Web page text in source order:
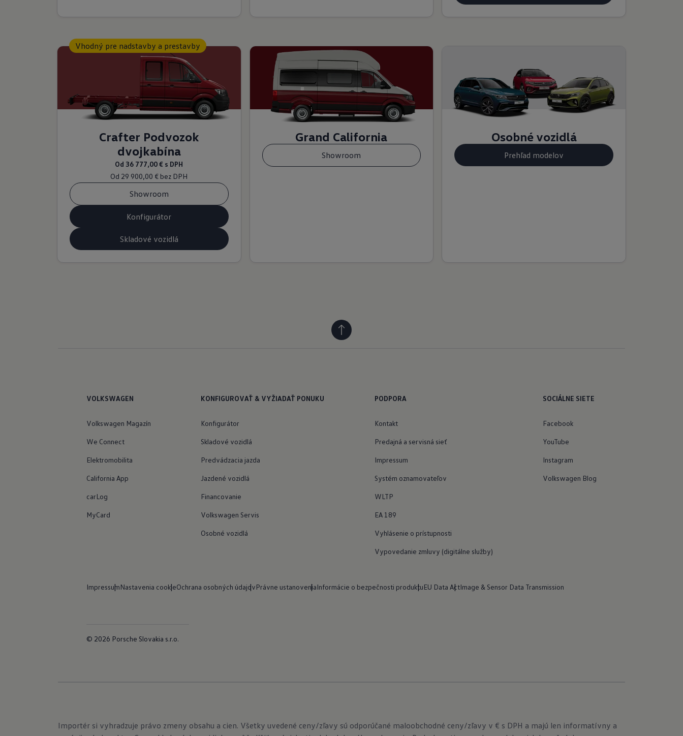
Crafter Podvozok
dvojkabína
Od 36 777,00 € s DPH
Od 29 900,00 € bez DPH
Showroom
Konfigurátor
Skladové vozidlá
Vhodný pre nadstavby a prestavby
Grand California
Showroom
Osobné vozidlá
Prehľad modelov
VOLKSWAGEN
Volkswagen Magazín
We Connect
Elektromobilita
California App
carLog
MyCard
KONFIGUROVAŤ & VYŽIADAŤ PONUKU
Konfigurátor
Skladové vozidlá
Predvádzacia jazda
Jazdené vozidlá
Financovanie
Volkswagen Servis
Osobné vozidlá
PODPORA
Kontakt
Predajná a servisná sieť
Impressum
Systém oznamovateľov
WLTP
EA 189
Vyhlásenie o prístupnosti
Vypovedanie zmluvy (digitálne služby)
SOCIÁLNE SIETE
Facebook
YouTube
Instagram
Volkswagen Blog
ImpressumNastavenia cookieOchrana osobných údajovPrávne ustanoveniaInformácie o bezpečnosti produktuEU Data ActImage & Sensor Data Transmission
© 2026 Porsche Slovakia s.r.o.
Importér si vyhradzuje právo zmeny obsahu a cien. Všetky uvedené ceny/zľavy sú odporúčané maloobchodné ceny/zľavy v € s DPH a majú len informatívny a